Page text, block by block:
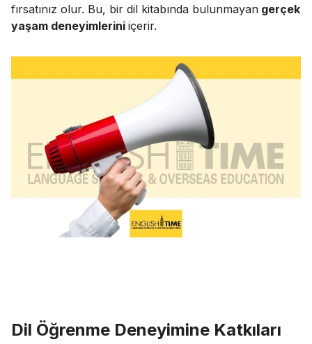
fırsatınız olur. Bu, bir dil kitabında bulunmayan gerçek
yaşam deneyimlerini içerir.
Dil Öğrenme Deneyimine Katkıları